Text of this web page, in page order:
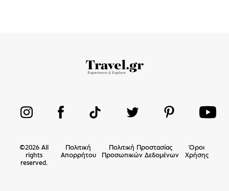
©2026 All
rights
reserved.
Πολιτική
Απορρήτου
Πολιτική Προστασίας
Προσωπικών Δεδομένων
Όροι
Χρήσης